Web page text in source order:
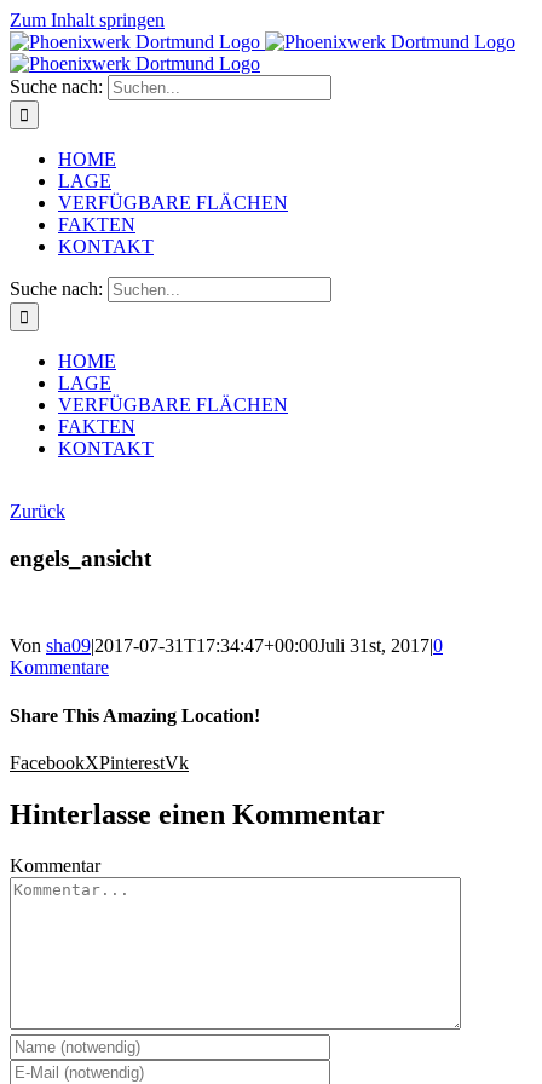
Zum Inhalt springen
Suche nach:
HOME
LAGE
VERFÜGBARE FLÄCHEN
FAKTEN
KONTAKT
Suche nach:
HOME
LAGE
VERFÜGBARE FLÄCHEN
FAKTEN
KONTAKT
Zurück
engels_ansicht
Von sha09|2017-07-31T17:34:47+00:00Juli 31st, 2017|0
Kommentare
Share This Amazing Location!
FacebookXPinterestVk
Hinterlasse einen Kommentar
Kommentar